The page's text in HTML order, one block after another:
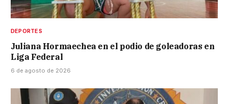
DEPORTES
Juliana Hormaechea en el podio de goleadoras en
Liga Federal
6 de agosto de 2026